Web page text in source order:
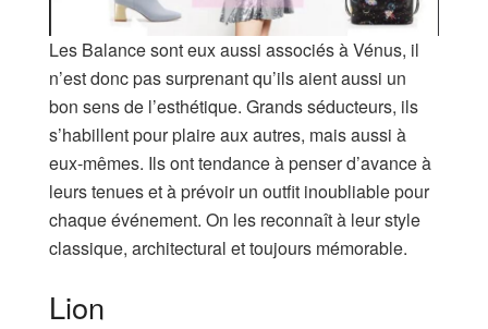
Les Balance sont eux aussi associés à Vénus, il
n’est donc pas surprenant qu’ils aient aussi un
bon sens de l’esthétique. Grands séducteurs, ils
s’habillent pour plaire aux autres, mais aussi à
eux-mêmes. Ils ont tendance à penser d’avance à
leurs tenues et à prévoir un outfit inoubliable pour
chaque événement. On les reconnaît à leur style
classique, architectural et toujours mémorable.
Lion